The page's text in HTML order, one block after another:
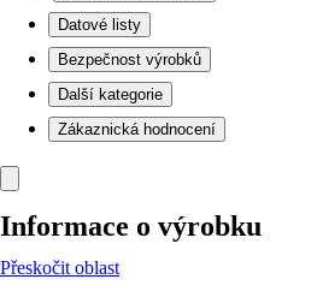
Datové listy
Bezpečnost výrobků
Další kategorie
Zákaznická hodnocení
Informace o výrobku
Přeskočit oblast